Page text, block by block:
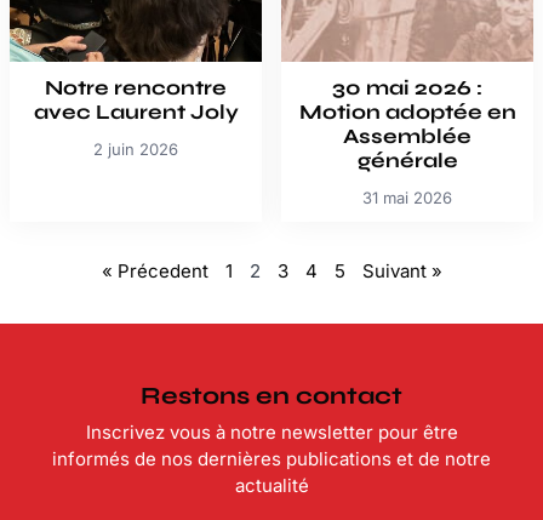
Notre rencontre
avec Laurent Joly
2 juin 2026
30 mai 2026 :
Motion adoptée en
Assemblée
générale
31 mai 2026
« Précedent 1 2 3 4 5 Suivant »
Restons en contact
Inscrivez vous à notre newsletter pour être
informés de nos dernières publications et de notre
actualité